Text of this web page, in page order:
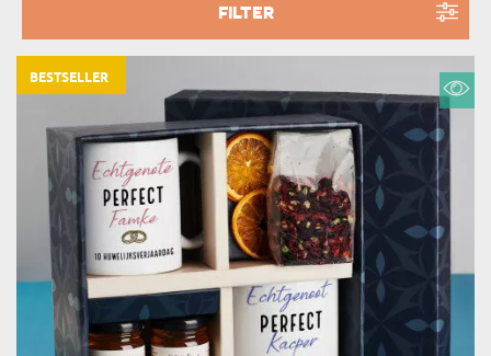
FILTER
BESTSELLER